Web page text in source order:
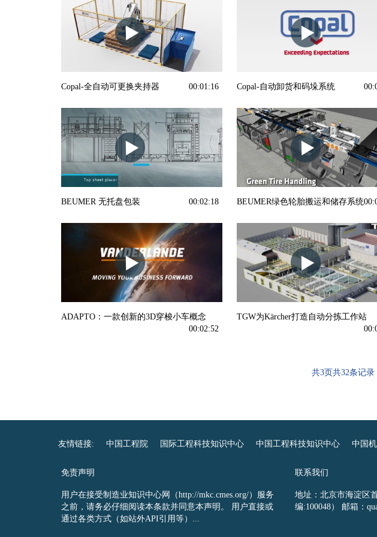
Copal-全自动可更换夹持器 00:01:16 Copal-自动卸货和码垛系统
BEUMER 无托盘包装 00:02:18 BEUMER绿色轮胎搬运和储存系统
ADAPTO：一款创新的3D穿梭小车概念
00:02:52
TGW为Kärcher打造自动分拣工作站
共3页共32条记录
友情链接: 中国工程院 国际工程科技知识中心 中国工程科技知识中心 中国
免责声明
用户在接受制造业知识中心网（http://mkc.cmes.org/）服务
之前，请务必仔细阅读本条款并同意本声明。 用户直接或
通过各类方式（如站外API引用等）...
联系我们
地址：北京市海淀区
编:100048） 邮箱：